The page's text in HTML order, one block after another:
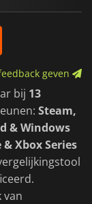
geven
bij 13
Steam,
& Windows
& Xbox Series
van